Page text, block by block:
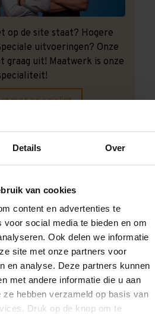
Details Over
van cookies
content en advertenties te
voor social media te bieden en om
Ook delen we informatie
site met onze partners voor
en analyse. Deze partners kunnen
met andere informatie die u aan
hebben verzameld op basis van
Druk op de knop om te
op de site staat? Hogere
uitvoeringen? Onze
graag uit! Maatwerk is onze
met specialist
uitbesteden?